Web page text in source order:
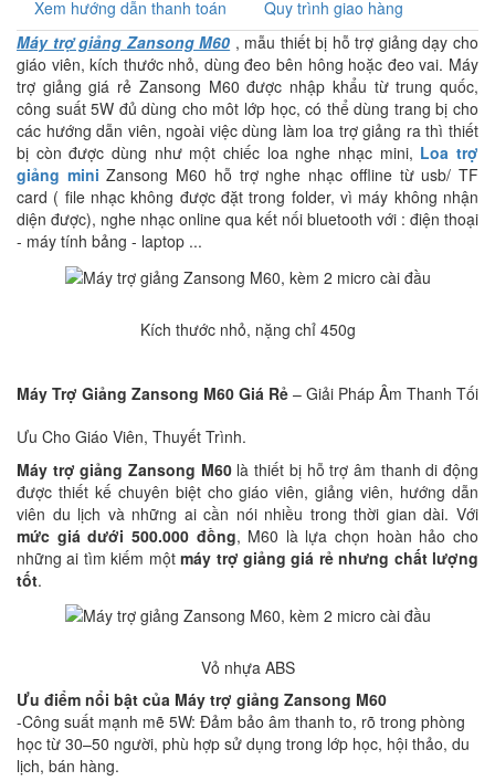
Xem hướng dẫn thanh toán
Quy trình giao hàng
Máy trợ giảng Zansong M60 , mẫu thiết bị hỗ trợ giảng dạy cho
giáo viên, kích thước nhỏ, dùng đeo bên hông hoặc đeo vai. Máy
trợ giảng giá rẻ Zansong M60 được nhập khẩu từ trung quốc,
công suất 5W đủ dùng cho môt lớp học, có thể dùng trang bị cho
các hướng dẫn viên, ngoài việc dùng làm loa trợ giảng ra thì thiết
bị còn được dùng như một chiếc loa nghe nhạc mini, Loa trợ
giảng mini Zansong M60 hỗ trợ nghe nhạc offline từ usb/ TF
card ( file nhạc không được đặt trong folder, vì máy không nhận
diện được), nghe nhạc online qua kết nối bluetooth với : điện thoại
- máy tính bảng - laptop ...
Kích thước nhỏ, nặng chỉ 450g
Máy Trợ Giảng Zansong M60 Giá Rẻ – Giải Pháp Âm Thanh Tối
Ưu Cho Giáo Viên, Thuyết Trình.
Máy trợ giảng Zansong M60là thiết bị hỗ trợ âm thanh di động
được thiết kế chuyên biệt cho giáo viên, giảng viên, hướng dẫn
viên du lịch và những ai cần nói nhiều trong thời gian dài. Với
mức giá dưới 500.000 đồng, M60 là lựa chọn hoàn hảo cho
những ai tìm kiếm mộtmáy trợ giảng giá rẻ nhưng chất lượng
tốt.
Vỏ nhựa ABS
Ưu điểm nổi bật của Máy trợ giảng Zansong M60
-Công suất mạnh mẽ 5W: Đảm bảo âm thanh to, rõ trong phòng
học từ 30–50 người, phù hợp sử dụng trong lớp học, hội thảo, du
lịch, bán hàng.